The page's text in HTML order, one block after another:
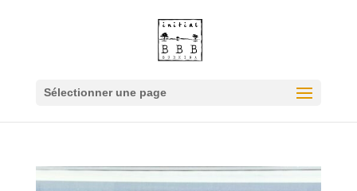
Sélectionner une page